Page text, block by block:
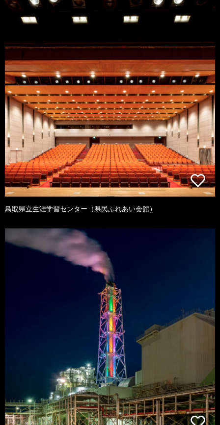
鳥取県立生涯学習センター（県民ふれあい会館）